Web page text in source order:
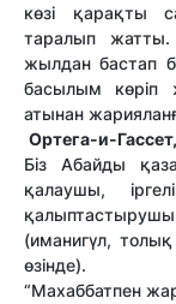
көзі қарақты
таралып
жылдан бастап
басылым көріп
атынан
Ортега-и-
Біз Абайды
қалаушы,
(иманигүл,
өзінде).
“Махаббатпен